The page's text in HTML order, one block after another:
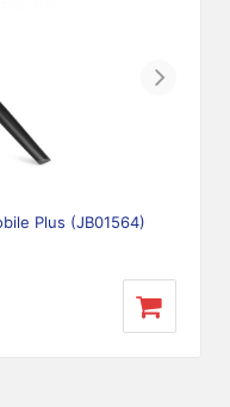
Next
Plus (JB01564)